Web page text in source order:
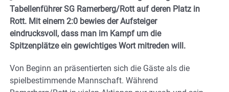
Tabellenführer SG Ramerberg/Rott auf deren Platz in
Rott. Mit einem 2:0 bewies der Aufsteiger
eindrucksvoll, dass man im Kampf um die
Spitzenplätze ein gewichtiges Wort mitreden will.
Von Beginn an präsentierten sich die Gäste als die
spielbestimmende Mannschaft. Während